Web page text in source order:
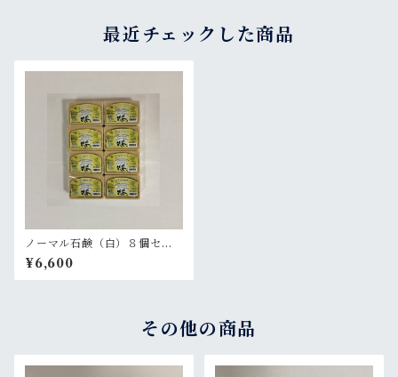
最近チェックした商品
ノーマル石鹸（白）８個セッ
ト
¥6,600
その他の商品